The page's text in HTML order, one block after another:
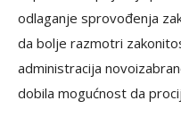
odlaganje sprovođenja
da bolje razmotri
administracija
dobila mogućnost da